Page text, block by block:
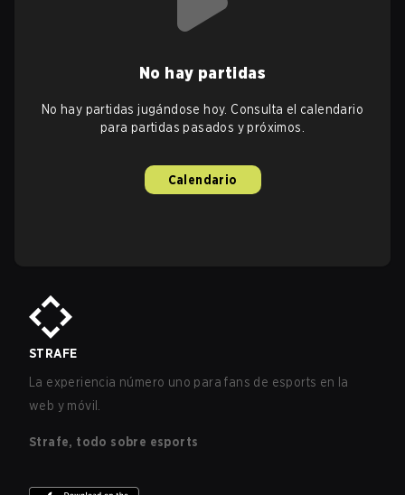
No hay partidas
No hay partidas jugándose hoy. Consulta el calendario
para partidas pasados y próximos.
Calendario
STRAFE
La experiencia número uno para fans de esports en la
web y móvil.
Strafe, todo sobre esports